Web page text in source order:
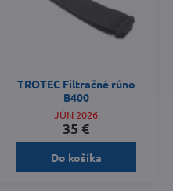
TROTEC Filtračné rúno
B400
JÚN 2026
35 €
Do košíka